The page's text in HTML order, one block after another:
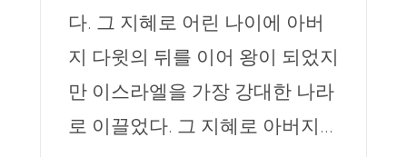
다. 그 지혜로 어린 나이에 아버
지 다윗의 뒤를 이어 왕이 되었지
만 이스라엘을 가장 강대한 나라
로 이끌었다. 그 지혜로 아버지...